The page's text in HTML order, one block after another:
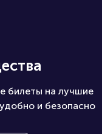
билеты на лучшие
и безопасно